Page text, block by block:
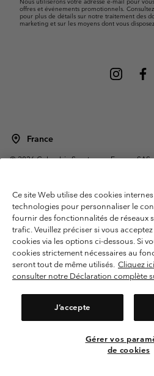
Nous utiliserons votre adresse e-mail pour
offres et événements promotionnels.
pour plus de détails sur notre traitement des
marketing et sur les moyens dont vous
France
©2026Columbia Sportswear Europe SAS.
Garanties Légales
Politique de
Conditions d'utilisation - Membres
Conditions D'utilisation - Contenu généré
Cookies
Public CBCR
Service client: Lun - Sam de 9h à 13h et
Ce site Web utilise des cookies
technologies pour personnaliser le
fournir des fonctionnalités de réseaux
trafic. Veuillez préciser si vous
cookies via les options ci-dessous. Si
cookies strictement nécessaires au
seront tout de même utilisés. Cliquez
consulter notre Déclaration complète
J’accepte
Gérer vos
de cookies
Veuillez sélectionner
votre
Achats en
United States
France
Voir Tous Les